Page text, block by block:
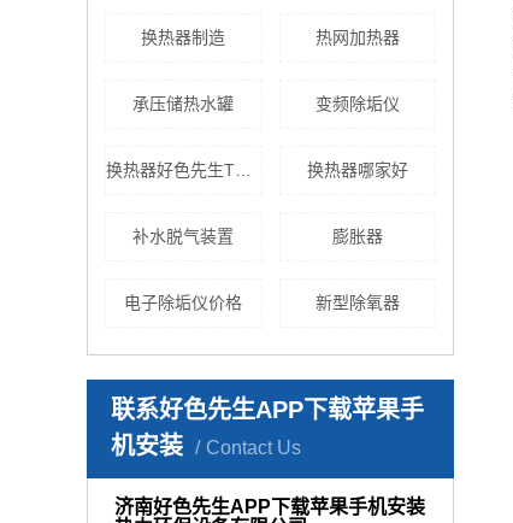
换热器制造 热网加热器
承压储热水罐 变频除垢仪
换热器哪家好
补水脱气装置 膨胀器
电子除垢仪价格 新型除氧器
联系好色先生APP下载苹果手
机安装
Contact Us
济南好色先生APP下载苹果手机安装